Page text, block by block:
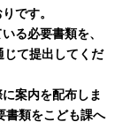
です。
る必要書類を、
て提出してくだ
案内を配布しま
書類をこども課へ